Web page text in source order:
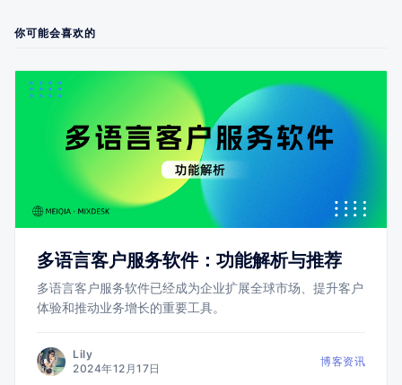
你可能会喜欢的
多语言客户服务软件：功能解析与推荐
多语言客户服务软件已经成为企业扩展全球市场、提升客户
体验和推动业务增长的重要工具。
Lily
2024年12月17日
博客资讯